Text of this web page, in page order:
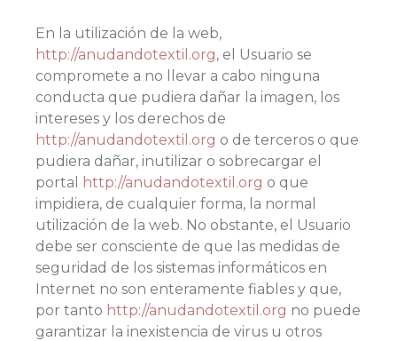
En la utilización de la web,
http://anudandotextil.org, el Usuario se
compromete a no llevar a cabo ninguna
conducta que pudiera dañar la imagen, los
intereses y los derechos de
http://anudandotextil.org o de terceros o que
pudiera dañar, inutilizar o sobrecargar el
portal
http://anudandotextil.org o que
impidiera, de cualquier forma, la normal
utilización de la web. No obstante, el Usuario
debe ser consciente de que las medidas de
seguridad de los sistemas informáticos en
Internet no son enteramente fiables y que,
por tanto http://anudandotextil.org no puede
garantizar la inexistencia de virus u otros